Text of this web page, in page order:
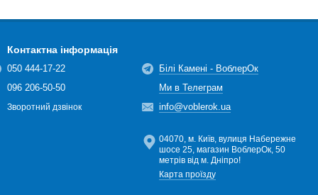
Контактна інформація
050 444-17-22
096 206-50-50
Зворотний дзвінок
Білі Камені - ВоблерОк
Ми в Телеграм
info@voblerok.ua
04070, м. Київ, вулиця Набережне
шосе 25, магазин ВоблерОк, 50
метрів від м. Дніпро!
Карта проїзду